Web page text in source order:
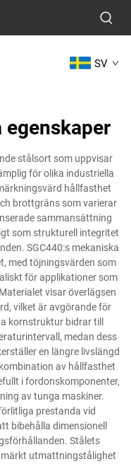
SV
stålsort som uppvisar
för olika industriella
hållfasthet
brottgräns som varierar
sammansättning
som strukturell integritet
SGC440:s mekaniska
med töjningsvärden som
för applikationer som
visar överlägsen
vilket är avgörande för
kornstruktur bidrar till
medan dess
en längre livslängd
av hållfasthet
i fordonskomponenter,
av tunga maskiner.
prestanda vid
bibehålla dimensionell
Stålets
utmattningstålighet